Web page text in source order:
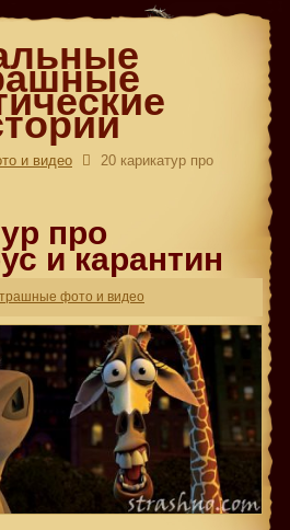
и видео
20 карикатур про
про
и карантин
фото и видео